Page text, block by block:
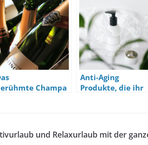
Champa
Anti-Aging
Produkte, die ihr
und Relaxurlaub mit der